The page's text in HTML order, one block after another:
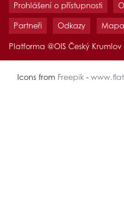
Prohlášení o přístupnosti
Partneři Odkazy
Platforma @OIS Český Krumlov
Icons from Freepik -